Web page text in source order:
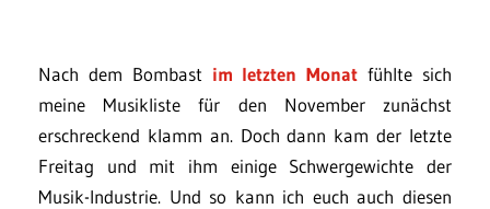
Nach dem Bombast im letzten Monat fühlte sich
meine Musikliste für den November zunächst
erschreckend klamm an. Doch dann kam der letzte
Freitag und mit ihm einige Schwergewichte der
Musik-Industrie. Und so kann ich euch auch diesen